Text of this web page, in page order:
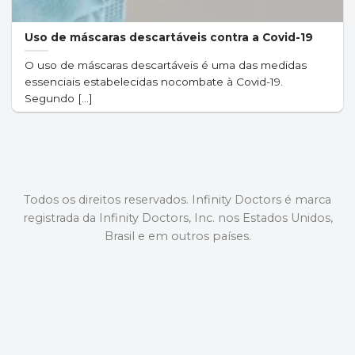
Uso de máscaras descartáveis contra a Covid-19
O uso de máscaras descartáveis é uma das medidas
essenciais estabelecidas nocombate à Covid-19.
Segundo [...]
Todos os direitos reservados. Infinity Doctors é marca
registrada da Infinity Doctors, Inc. nos Estados Unidos,
Brasil e em outros países.